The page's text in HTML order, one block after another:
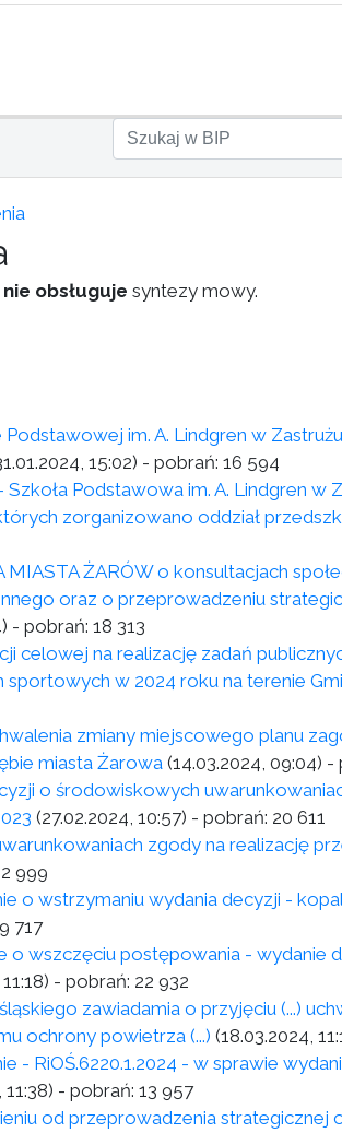
nie obsługuje syntezy mowy.
im. A. Lindgren w
15:02) - pobrań: 16 594
Szkoła Podstawowa im. A. Lindgren
zorganizowano oddział
MIASTA ŻARÓW o konsultacjach
oraz o przeprowadzeniu
- pobrań: 18 313
celowej na realizację zadań
w 2024 roku na terenie
zmiany miejscowego planu
miasta Żarowa (14.03.2024, 09:04) -
o środowiskowych
(27.02.2024, 10:57) - pobrań: 20 611
zgody na realizację
999
o wstrzymaniu wydania decyzji -
717
o wszczęciu postępowania - wydanie
- pobrań: 22 932
zawiadamia o przyjęciu (...)
ochrony powietrza (...) (18.03.2024,
- RiOŚ.6220.1.2024 - w sprawie
- pobrań: 13 957
od przeprowadzenia strategicznej